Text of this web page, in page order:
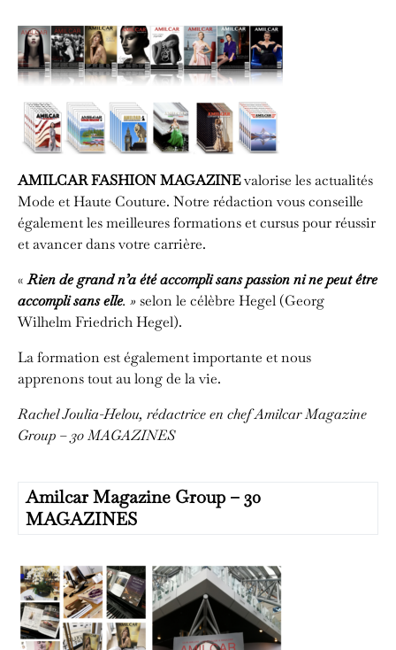
AMILCAR FASHION MAGAZINEvalorise les actualités
Mode et Haute Couture. Notre rédaction vous conseille
également les meilleures formations et cursus pour réussir
et avancer dans votre carrière.
«Rien de grand n’a été accompli sans passion ni ne peut être
accompli sans elle. » selon le célèbre Hegel (Georg
Wilhelm Friedrich Hegel).
La formation est également importante et nous
apprenons tout au long de la vie.
Rachel Joulia-Helou, rédactrice en chefAmilcar Magazine
Group – 30 MAGAZINES
Amilcar Magazine Group – 30
MAGAZINES